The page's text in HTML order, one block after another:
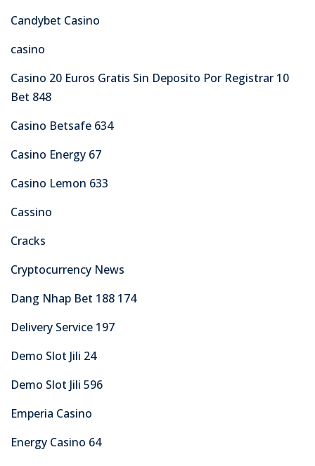
Candybet Casino
casino
Casino 20 Euros Gratis Sin Deposito Por Registrar 10
Bet 848
Casino Betsafe 634
Casino Energy 67
Casino Lemon 633
Cassino
Cracks
Cryptocurrency News
Dang Nhap Bet 188 174
Delivery Service 197
Demo Slot Jili 24
Demo Slot Jili 596
Emperia Casino
Energy Casino 64